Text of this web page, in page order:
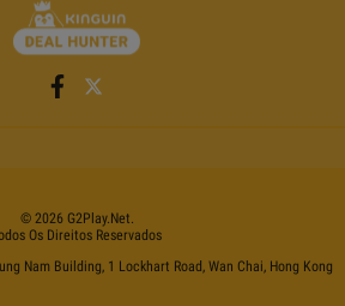
© 2026 G2Play.net.
Os Direitos Reservados
Nam Building, 1 Lockhart Road, Wan Chai, Hong Kong